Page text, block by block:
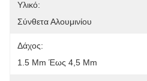
Υλικό:
Σύνθετα Αλουμινίου
Δάχος:
1.5 Mm Έως 4,5 Mm